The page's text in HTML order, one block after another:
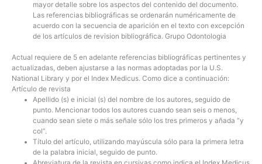
mayor detalle sobre los aspectos del contenido del documento.
Las referencias bibliográficas se ordenarán numéricamente de
acuerdo con la secuencia de aparición en el texto con excepción
de los artículos de revision bibliográfica. Grupo Odontologia
Actual requiere de 5 en adelante referencias bibliográficas pertinentes y
actualizadas, deben ajustarse a las normas adoptadas por la U.S.
National Library y por el Index Medicus. Como dice a continuación:
Artículo de revista
Apellido (s) e inicial (s) del nombre de los autores, seguido de
punto. Mencionar todos los autores cuando sean seis o menos,
cuando sean siete o más señale sólo los tres primeros y añada “y
col”.
Título del artículo, utilizando mayúscula sólo para la primera letra
de la palabra inicial, seguido de punto.